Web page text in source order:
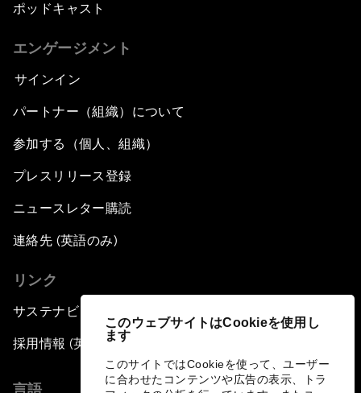
このウェブサイトはCookieを使用し
ます
このサイトではCookieを使って、ユーザー
に合わせたコンテンツや広告の表示、トラ
ポッドキャスト
エンゲージメント
サインイン
パートナー（組織）について
参加する（個人、組織）
プレスリリース登録
ニュースレター購読
連絡先 (英語のみ)
リンク
サステナビリティへの取り組み
採用情報 (英語のみ)
言語